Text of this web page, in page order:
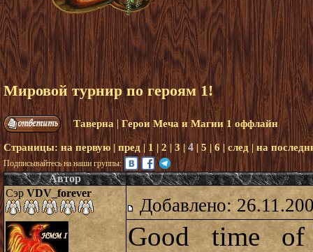
Мировой турнир по героям 1!
Таверна |Герои Меча и Магии 1 оффлайн
Страницы: на первую | пред|1 | 2| 3 |4 | 5|6|след|на
Подписывайтесь на наши группы:
Автор
Сэр VDV_forever
Добавлено:
Good time